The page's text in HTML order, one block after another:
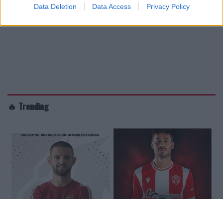
Data Deletion Data Access Privacy Policy
🔥 Trending